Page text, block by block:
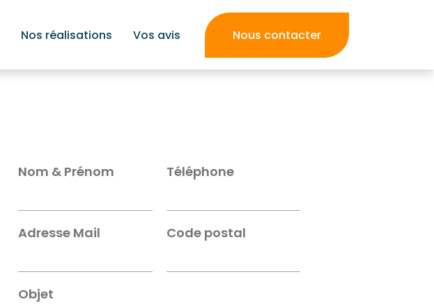
Nos réalisations Vos avis Nous contacter
Nom & Prénom Téléphone
Adresse Mail Code postal
Objet